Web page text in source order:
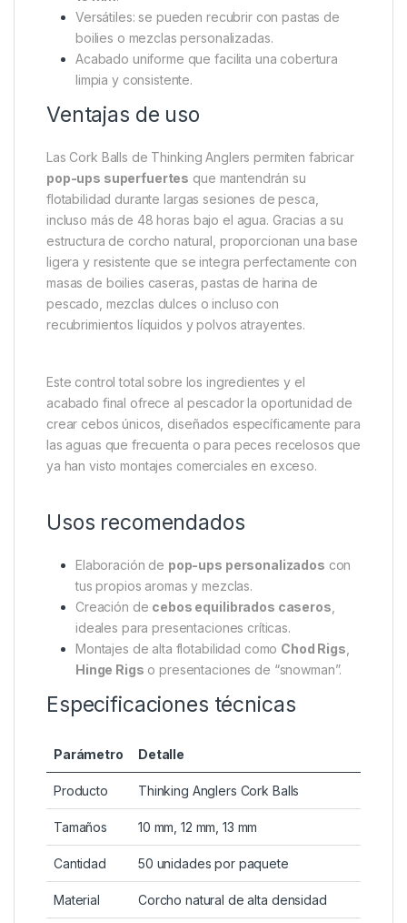
exactamente a tus necesidades y estilo de pesca.
Características principales
Paquete a granel de 50 unidades
Fabricadas concorcho natural de alta
densidad, garantizando flotabilidad duradera.
Disponibles en tres tamaños:10 mm, 12 mm y
13 mm .
Versátiles: se pueden recubrir con pastas de
boilies o mezclas personalizadas.
Acabado uniforme que facilita una cobertura
limpia y consistente.
Ventajas de uso
Las Cork Balls de Thinking Anglers permiten fabricar
pop-ups superfuertesque mantendrán su
flotabilidad durante largas sesiones de pesca,
incluso más de 48 horas bajo el agua. Gracias a su
estructura de corcho natural, proporcionan una base
pescado, mezclas dulces o incluso con
Este control total sobre los ingredientes y el
acabado final ofrece al pescador la oportunidad de
crear cebos únicos, diseñados específicamente para
las aguas que frecuenta o para peces recelosos que
Usos recomendados
Elaboración depop-ups personalizados
tus propios aromas y mezclas.
Creación de cebos equilibrados caseros
ideales para presentaciones críticas.
Montajes de alta flotabilidad comoChod Rigs